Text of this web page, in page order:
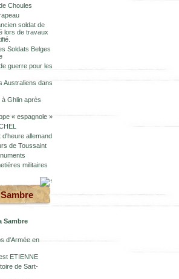
Choules
soldat de
lors de travaux
Soldats Belges
guerre pour les
Australiens dans
à Ghlin après
« espagnole »
d'heure allemand
de Toussaint
militaires
Sambre
d'Armée en
ETIENNE
de Sart-